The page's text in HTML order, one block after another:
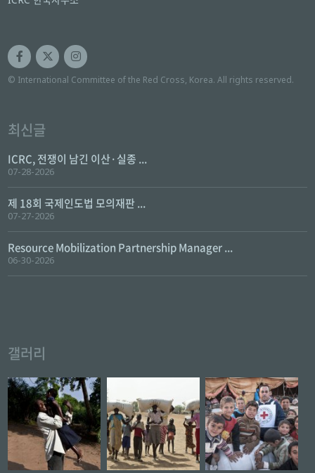
© International Committee of the Red Cross, Korea. All rights reserved.
최신글
ICRC, 전쟁이 남긴 이산·실종 ...
07-28-2026
제 18회 국제인도법 모의재판 ...
07-27-2026
Resource Mobilization Partnership Manager ...
06-30-2026
갤러리